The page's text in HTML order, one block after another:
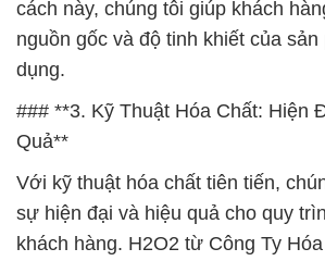
cách này, chúng tôi giúp khách
nguồn gốc và độ tinh khiết của
dụng.
### **3. Kỹ Thuật Hóa Chất: Hiện
Quả**
Với kỹ thuật hóa chất tiên tiến,
sự hiện đại và hiệu quả cho quy
khách hàng. H2O2 từ Công Ty